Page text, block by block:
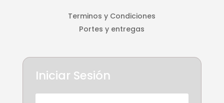
Terminos y Condiciones
Portes y entregas
Iniciar Sesión